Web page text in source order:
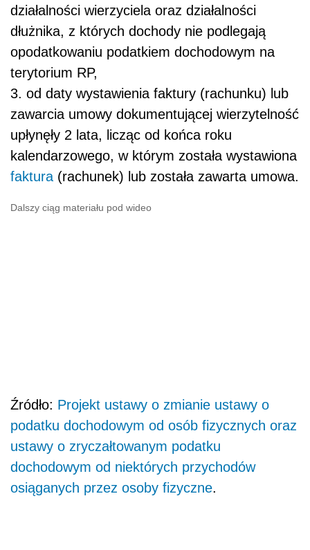
działalności wierzyciela oraz działalności
dłużnika, z których dochody nie podlegają
opodatkowaniu podatkiem dochodowym na
terytorium RP,
3. od daty wystawienia faktury (rachunku) lub
zawarcia umowy dokumentującej wierzytelność
upłynęły 2 lata, licząc od końca roku
kalendarzowego, w którym została wystawiona
faktura (rachunek) lub została zawarta umowa.
Dalszy ciąg materiału pod wideo
Źródło: Projekt ustawy o zmianie ustawy o
podatku dochodowym od osób fizycznych oraz
ustawy o zryczałtowanym podatku
dochodowym od niektórych przychodów
osiąganych przez osoby fizyczne.